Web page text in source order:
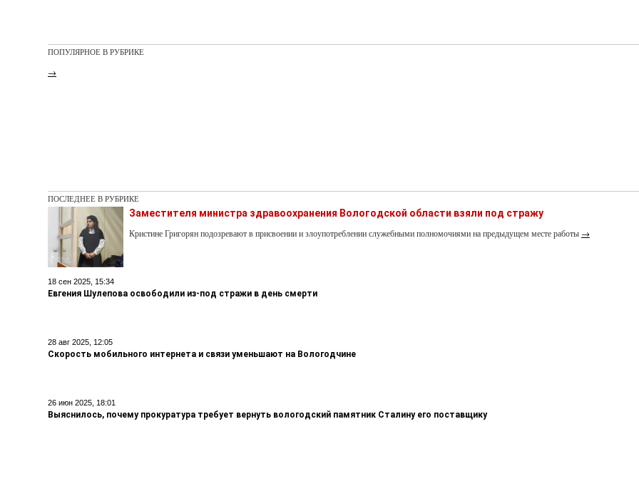
ПОПУЛЯРНОЕ В РУБРИКЕ
→
ПОСЛЕДНЕЕ В РУБРИКЕ
Заместителя министра здравоохранения Вологодской области взяли под стражу
Кристине Григорян подозревают в присвоении и злоупотреблении служебными полномочиями на предыдущем месте работы →
18 сен 2025, 15:34
Евгения Шулепова освободили из-под стражи в день смерти
28 авг 2025, 12:05
Скорость мобильного интернета и связи уменьшают на Вологодчине
26 июн 2025, 18:01
Выяснилось, почему прокуратура требует вернуть вологодский памятник Сталину его поставщику